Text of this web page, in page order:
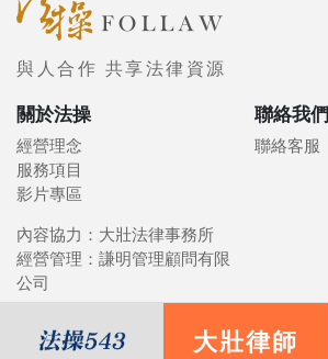
與人合作 共享法律資源
關於法操
經營理念
服務項目
影片專區
聯絡我們
聯絡客服
內容協力：大壯法律事務所
經營管理：謙明管理顧問有限
公司
大壯律師